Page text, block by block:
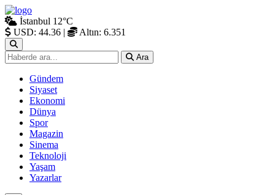
İstanbul 12°C
USD: 44.36 | Altın: 6.351
Ara
Gündem
Siyaset
Ekonomi
Dünya
Spor
Magazin
Sinema
Teknoloji
Yaşam
Yazarlar